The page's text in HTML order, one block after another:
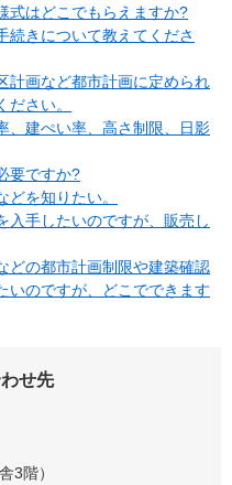
式はどこでもらえますか?
続きについて教えてくださ
計画など都市計画に定められ
さい。
、建ぺい率、高さ制限、日影
要ですか?
を知りたい。
入手したいのですが、販売し
どの都市計画制限や建築確認
いのですが、どこでできます
せ先
3階）